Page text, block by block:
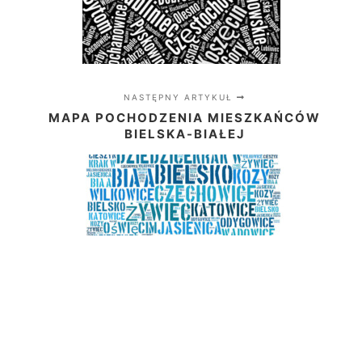
NASTĘPNY ARTYKUŁ
MAPA POCHODZENIA MIESZKAŃCÓW
BIELSKA-BIAŁEJ